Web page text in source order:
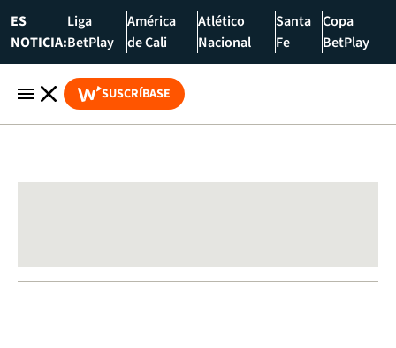
ES
NOTICIA:
Liga
BetPlay
América
de Cali
Atlético
Nacional
Santa
Fe
Copa
BetPlay
SUSCRÍBASE